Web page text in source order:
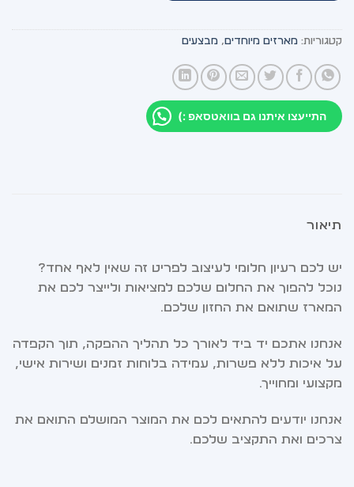
קטגוריות: מארזים מיוחדים, מבצעים
התייעצו איתנו גם בוואטסאפ :)
תיאור
יש לכם רעיון חלומי לעיצוב לפריט זה שאין לאף אחד?
נוכל להפוך את החלום שלכם למציאות ולייצר לכם את
המארז שתואם את החזון שלכם.
אנחנו אתכם יד ביד לאורך כל תהליך ההפקה, תוך הקפדה
על איכות ללא פשרות, עמידה בלוחות זמנים ושירות אישי,
מקצועי ומחוייך.
אנחנו יודעים להתאים לכם את המוצר המושלם התואם את
צרכים ואת התקציב שלכם.